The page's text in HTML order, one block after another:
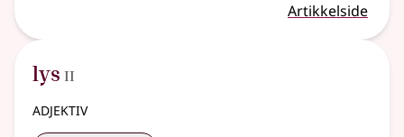
Artikkelside
lys 2
II
adjektiv